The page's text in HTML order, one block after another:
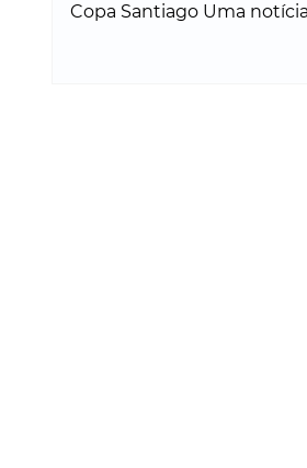
Copa Santiago Uma